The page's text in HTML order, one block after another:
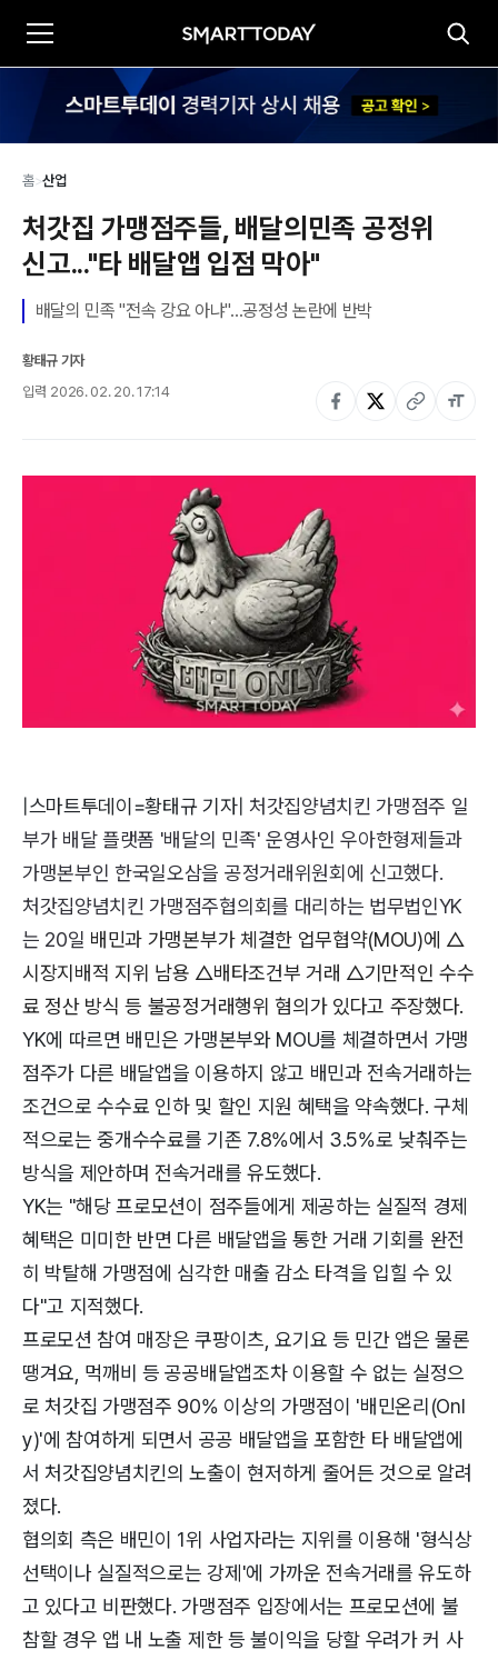
홈>산업
처갓집 가맹점주들, 배달의민족 공정위
신고..."타 배달앱 입점 막아"
배달의 민족 "전속 강요 아냐"...공정성 논란에 반박
황태규 기자
입력 2026. 02. 20. 17:14
|스마트투데이=황태규 기자| 처갓집양념치킨 가맹점주 일
부가 배달 플랫폼 '배달의 민족' 운영사인 우아한형제들과
가맹본부인 한국일오삼을 공정거래위원회에 신고했다.
처갓집양념치킨 가맹점주협의회를 대리하는 법무법인YK
는 20일 배민과 가맹본부가 체결한 업무협약(MOU)에 △
시장지배적 지위 남용 △배타조건부 거래 △기만적인 수수
료 정산 방식 등 불공정거래행위 혐의가 있다고 주장했다.
YK에 따르면 배민은 가맹본부와 MOU를 체결하면서 가맹
점주가 다른 배달앱을 이용하지 않고 배민과 전속거래하는
조건으로 수수료 인하 및 할인 지원 혜택을 약속했다. 구체
적으로는 중개수수료를 기존 7.8%에서 3.5%로 낮춰주는
방식을 제안하며 전속거래를 유도했다.
YK는 "해당 프로모션이 점주들에게 제공하는 실질적 경제
혜택은 미미한 반면 다른 배달앱을 통한 거래 기회를 완전
히 박탈해 가맹점에 심각한 매출 감소 타격을 입힐 수 있
다"고 지적했다.
프로모션 참여 매장은 쿠팡이츠, 요기요 등 민간 앱은 물론
땡겨요, 먹깨비 등 공공배달앱조차 이용할 수 없는 실정으
로 처갓집 가맹점주 90% 이상의 가맹점이 '배민온리(Onl
y)'에 참여하게 되면서 공공 배달앱을 포함한 타 배달앱에
서 처갓집양념치킨의 노출이 현저하게 줄어든 것으로 알려
졌다.
협의회 측은 배민이 1위 사업자라는 지위를 이용해 '형식상
선택이나 실질적으로는 강제'에 가까운 전속거래를 유도하
고 있다고 비판했다. 가맹점주 입장에서는 프로모션에 불
참할 경우 앱 내 노출 제한 등 불이익을 당할 우려가 커 사